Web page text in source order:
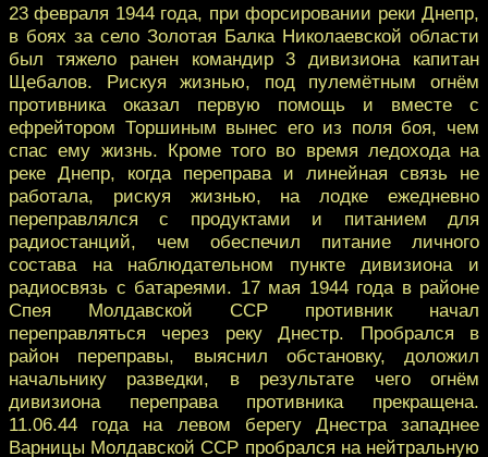
23 февраля 1944 года, при форсировании реки Днепр,
в боях за село Золотая Балка Николаевской области
был тяжело ранен командир 3 дивизиона капитан
Щебалов. Рискуя жизнью, под пулемётным огнём
противника оказал первую помощь и вместе с
ефрейтором Торшиным вынес его из поля боя, чем
спас ему жизнь. Кроме того во время ледохода на
реке Днепр, когда переправа и линейная связь не
работала, рискуя жизнью, на лодке ежедневно
переправлялся с продуктами и питанием для
радиостанций, чем обеспечил питание личного
состава на наблюдательном пункте дивизиона и
радиосвязь с батареями. 17 мая 1944 года в районе
Спея Молдавской ССР противник начал
переправляться через реку Днестр. Пробрался в
район переправы, выяснил обстановку, доложил
начальнику разведки, в результате чего огнём
дивизиона переправа противника прекращена.
11.06.44 года на левом берегу Днестра западнее
Варницы Молдавской ССР пробрался на нейтральную